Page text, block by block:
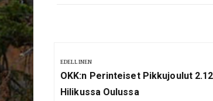
selaus
EDELLINEN
Previous
Post:
OKK:n Perinteiset Pikkujoulut
Hilikussa Oulussa